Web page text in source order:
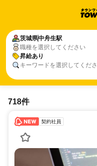
茨城県中舟生駅
職種を選択してください
昇給あり
キーワードを選択してくだ
718件
契約社員